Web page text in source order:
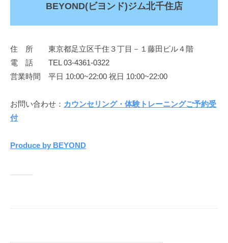
BEYOND(ビヨンド)ジム北千住店
住 所 東京都足立区千住３丁目－１藤田ビル４階
電 話 TEL 03-4361-0322
営業時間 平日 10:00~22:00 祝日 10:00~22:00
お問い合わせ： カウンセリング・体験トレーニングご予約受
付
Produce by BEYOND